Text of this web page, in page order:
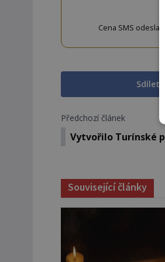
Cena SMS
Sdílet
Předchozí článek
Vytvořilo Turínské
Související články